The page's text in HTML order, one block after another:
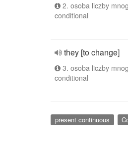
2. osoba liczby
conditional
they [to change]
3. osoba liczby
conditional
present continuous